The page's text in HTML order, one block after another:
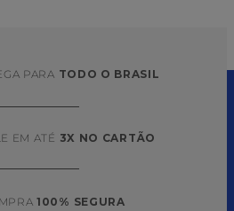
PARA TODO O BRASIL
EM ATÉ 3X NO CARTÃO
100% SEGURA